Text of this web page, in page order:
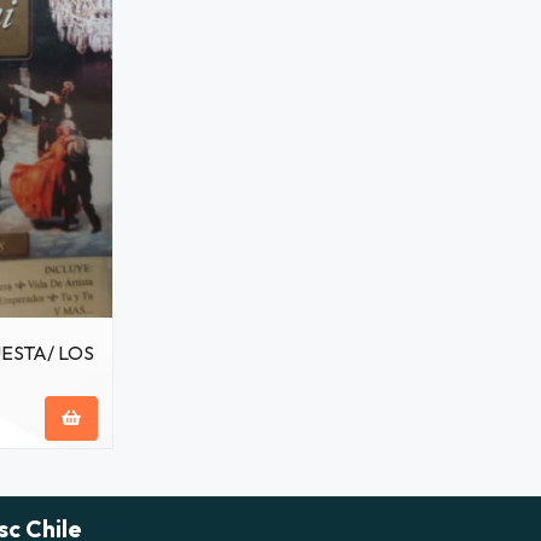
LOS
Chile